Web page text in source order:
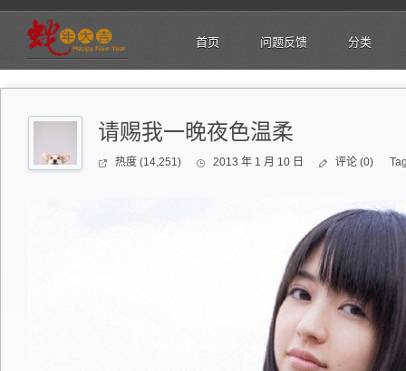
首页 问题反馈 分类
请赐我一晚夜色温柔
热度 (14,251) 2013 年 1 月 10 日 评论 (0)